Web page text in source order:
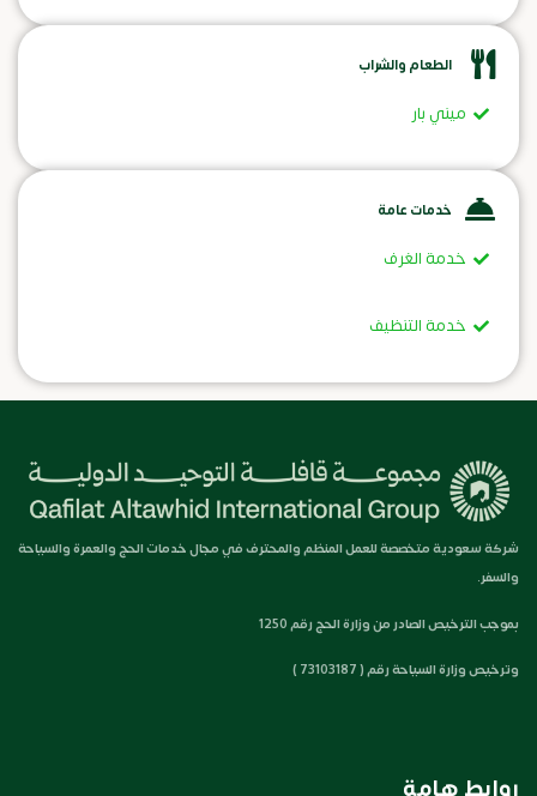
الطعام والشراب
ميني بار
خدمات عامة
خدمة الغرف
خدمة التنظيف
شركة سعودية متخصصة للعمل المنظم والمحترف في مجال خدمات الحج والعمرة والسياحة
والسفر.
بموجب الترخيص الصادر من وزارة الحج رقم 1250
وترخيص وزارة السياحة رقم ( 73103187 )
روابط هامة